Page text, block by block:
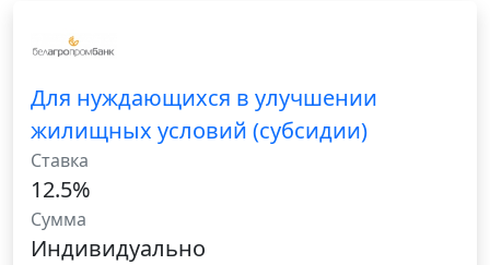
Для нуждающихся в улучшении
жилищных условий (субсидии)
Ставка
12.5%
Сумма
Индивидуально